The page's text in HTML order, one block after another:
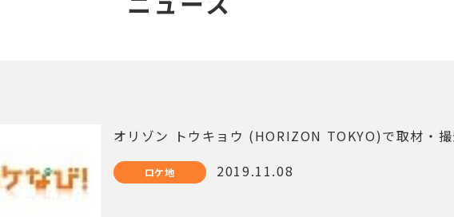
オリゾン トウキョウ (HORIZON TOKYO)で取材・撮
ロケ地 2019.11.08